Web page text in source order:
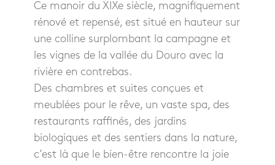
Ce manoir du XIXe siècle, magnifiquement
rénové et repensé, est situé en hauteur sur
une colline surplombant la campagne et
les vignes de la vallée du Douro avec la
rivière en contrebas.
Des chambres et suites conçues et
meublées pour le rêve, un vaste spa, des
restaurants raffinés, des jardins
biologiques et des sentiers dans la nature,
c’est là que le bien-être rencontre la joie